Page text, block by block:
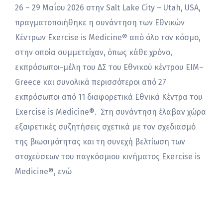
26 – 29 Μαΐου 2026 στην Salt Lake City – Utah, USA,
πραγματοποιήθηκε η συνάντηση των Εθνικών
Κέντρων Exercise is Medicine® από όλο τον κόσμο,
στην οποία συμμετείχαν, όπως κάθε χρόνο,
εκπρόσωποι-μέλη του ΔΣ του Εθνικού κέντρου ΕΙΜ–
Greece και συνολικά περισσότεροι από 27
εκπρόσωποι από 11 διαφορετικά Εθνικά Κέντρα του
Exercise is Medicine®. Στη συνάντηση έλαβαν χώρα
εξαιρετικές συζητήσεις σχετικά με τον σχεδιασμό
της βιωσιμότητας και τη συνεχή βελτίωση των
στοχεύσεων του παγκόσμιου κινήματος Exercise is
Medicine®, ενώ